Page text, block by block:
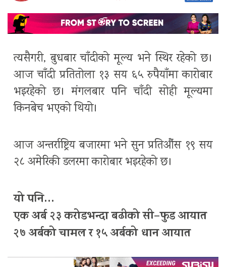
त्यसैगरी, बुधबार चाँदीको मूल्य भने स्थिर रहेको छ।
आज चाँदी प्रतितोला १३ सय ६५ रुपैयाँमा कारोबार
भइरहेको छ। मंगलबार पनि चाँदी सोही मूल्यमा
किनबेच भएको थियो।
आज अन्तर्राष्ट्रिय बजारमा भने सुन प्रतिऔंस १९ सय
२८ अमेरिकी डलरमा कारोबार भइरहेको छ।
यो पनि…
एक अर्ब २३ करोडभन्दा बढीको सी–फुड आयात
२७ अर्बको चामल र १५ अर्बको धान आयात